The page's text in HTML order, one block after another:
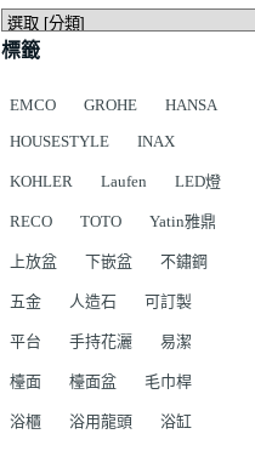
標籤
EMCO GROHE
HANSA
HOUSESTYLE
INAX
KOHLER Laufen LED燈
RECO TOTO Yatin雅鼎
上放盆 下嵌盆 不鏽鋼
五金 人造石 可訂製
平台 手持花灑 易潔
檯面 檯面盆 毛巾桿
浴櫃 浴用龍頭 浴缸